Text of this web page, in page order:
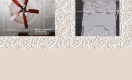
Cách tính chi phí xây biệt thự
200m2 chính xác nhất
Hiện nay, chi phí thi công hoàn